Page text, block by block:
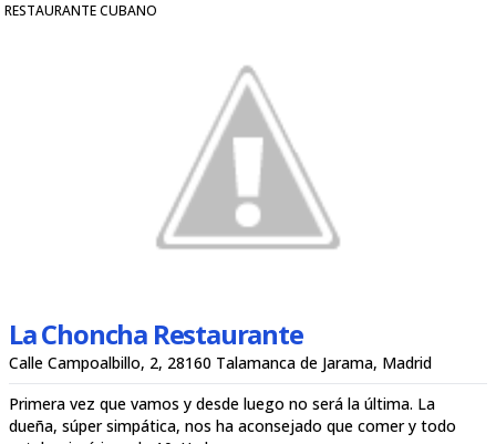
RESTAURANTE CUBANO
La Choncha Restaurante
Calle Campoalbillo, 2, 28160 Talamanca de Jarama, Madrid
Primera vez que vamos y desde luego no será la última. La
dueña, súper simpática, nos ha aconsejado que comer y todo